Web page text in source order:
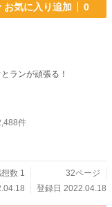
お気に入り追加 0
ランが頑張る！
件
数 1
32ページ
登録日 2022.04.18